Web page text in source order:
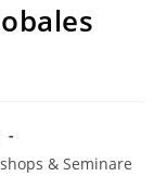
& Seminare